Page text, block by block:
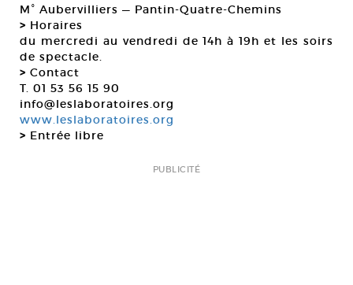
M° Aubervilliers — Pantin-Quatre-Chemins
> Horaires
du mercredi au vendredi de 14h à 19h et les soirs
de spectacle.
> Contact
T. 01 53 56 15 90
info@leslaboratoires.org
www.leslaboratoires.org
> Entrée libre
PUBLICITÉ